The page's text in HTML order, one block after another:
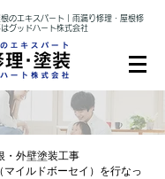
のエキスパート｜雨漏り修理・屋根修
グッドハート株式会社
・外壁塗装工事
イルドボーセイ）を行なっ